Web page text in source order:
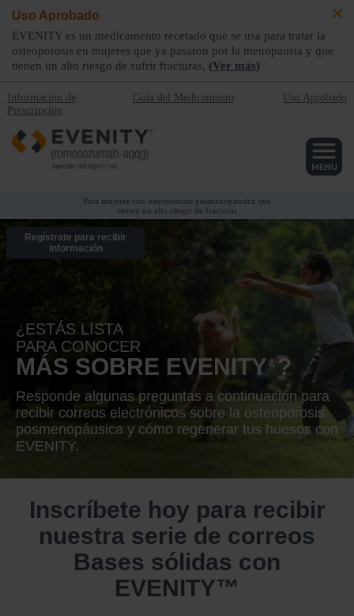
Uso Aprobado
EVENITY es un medicamento recetado que se usa para tratar la
osteoporosis en mujeres que ya pasaron por la menopausia y que
tienen un alto riesgo de sufrir fracturas, (Ver más)
Información de
Prescripción
Guía del Medicamento Uso Aprobado
Para mujeres con osteoporosis posmenopáusica que
tienen un alto riesgo de fracturas
Regístrate para recibir
información
¿ESTÁS LISTA
PARA CONOCER
MÁS SOBRE EVENITY®?
Responde algunas preguntas a continuación para
recibir correos electrónicos sobre la osteoporosis
posmenopáusica y cómo regenerar tus huesos con
EVENITY.
Inscríbete hoy para recibir
nuestra serie de correos
Bases sólidas con
EVENITY™